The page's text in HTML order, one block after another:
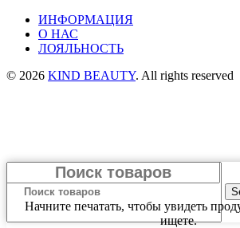
ИНФОРМАЦИЯ
О НАС
ЛОЯЛЬНОСТЬ
© 2026 KIND BEAUTY. All rights reserved
Начните печатать, чтобы увидеть
ищете.